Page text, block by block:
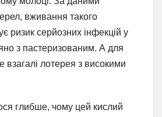
вживання такого
ризик серйозних інфекцій у
з пастеризованим. А для
взагалі лотерея з високими
глибше, чому цей кислий